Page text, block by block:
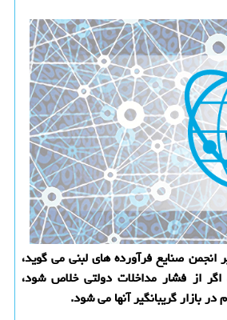
صنایع فرآورده های لبنی می گوید،
از فشار مداخلات دولتی خلاص شود،
بازار گریبانگیر آنها می شود.